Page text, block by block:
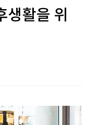
생활을 위